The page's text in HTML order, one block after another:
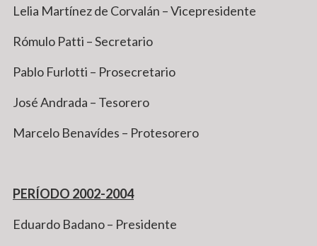
Lelia Martínez de Corvalán – Vicepresidente
Rómulo Patti – Secretario
Pablo Furlotti – Prosecretario
José Andrada – Tesorero
Marcelo Benavídes – Protesorero
PERÍODO 2002-2004
Eduardo Badano – Presidente